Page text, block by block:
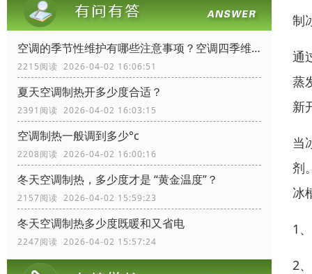
空调的季节性维护有哪些注意事项？空调四季维护手册
2215阅读 2026-04-02 16:06:51
夏天空调制热开多少度合适？
2391阅读 2026-04-02 16:03:15
空调制热一般调到多少°c
2208阅读 2026-04-02 16:00:16
冬天空调制热，多少度才是 “黄金温度”？
2157阅读 2026-04-02 15:59:23
冬天空调制热多少度既暖和又省电
2247阅读 2026-04-02 15:57:24
制
通
蒸
新
当
剂
冰
1
2